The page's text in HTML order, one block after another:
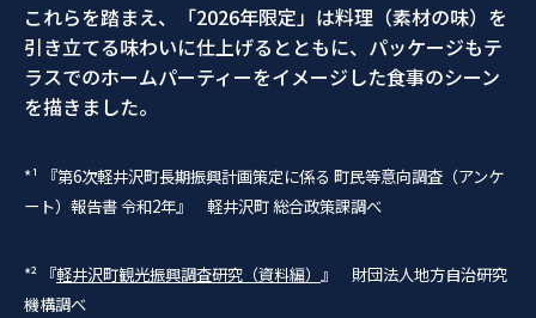
これらを踏まえ、「2026年限定」は料理（素材の味）を
引き立てる味わいに仕上げるとともに、パッケージもテ
ラスでのホームパーティーをイメージした食事のシーン
を描きました。
*¹ 『第6次軽井沢町長期振興計画策定に係る 町民等意向調査（アンケ
ート）報告書 令和2年』 軽井沢町 総合政策課調べ
*² 『軽井沢町観光振興調査研究（資料編）
』 財団法人地方自治研究
機構調べ